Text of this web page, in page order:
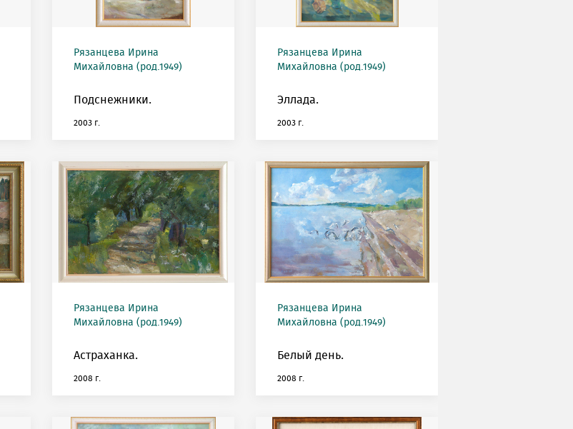
Рязанцева Ирина
Михайловна (род.1949)
Подснежники.
2003 г.
Рязанцева Ирина
Михайловна (род.1949)
Эллада.
2003 г.
Рязанцева Ирина
Михайловна (род.1949)
Астраханка.
2008 г.
Рязанцева Ирина
Михайловна (род.1949)
Белый день.
2008 г.